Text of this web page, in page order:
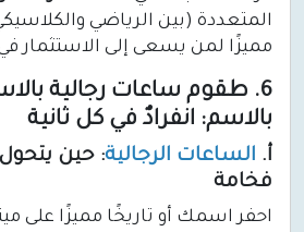
المتعددة (بين الرياضي
مميزًا لمن يسعى إلى الاستثمار
6. طقوم ساعات رجالية
بالاسم: انفرادٌ في كل ثانية
أ. الساعات الرجالية: حين
فخامة
احفر اسمك أو تاريخًا مميزًا على